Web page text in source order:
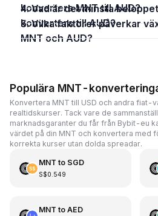
konvertera MNT till AUD?
4. Vad är det minsta beloppet i MNT jag kan
konvertera till AUD?
5. Vilka faktorer påverkar växelkursen mellan
MNT och AUD?
Populära MNT-
Konvertera MNT till USD och andra fiat-
realtidskurser. Tack vare de
marknadsgaranter du får från Bybit-eu
värdet på din MNT och konvertera med
korrekta kurser utan dolda spreadar.
MNT to SGD
S$0.549
MNT to AED